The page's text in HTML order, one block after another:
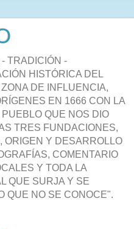
TRADICIÓN -
HISTÓRICA DEL
DE INFLUENCIA,
EN 1666 CON LA
QUE NOS DIO
TRES FUNDACIONES,
ORIGEN Y DESARROLLO
COMENTARIO
Y TODA LA
QUE SURJA Y SE
QUE NO SE CONOCE".